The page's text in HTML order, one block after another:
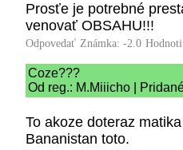
Prosťe je potrebné
venovať OBSAHU!!!
Odpovedať Známka: -2.0
Coze???
Od reg.: M.Miiicho |
To akoze doteraz
Bananistan toto.